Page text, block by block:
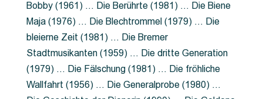
Bobby (1961) … Die Berührte (1981) … Die Biene
Maja (1976) … Die Blechtrommel (1979) … Die
bleierne Zeit (1981) … Die Bremer
Stadtmusikanten (1959) … Die dritte Generation
(1979) … Die Fälschung (1981) … Die fröhliche
Wallfahrt (1956) … Die Generalprobe (1980) …